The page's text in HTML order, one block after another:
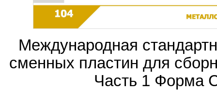
Международная
сменных пластин для
Часть 1 Форма